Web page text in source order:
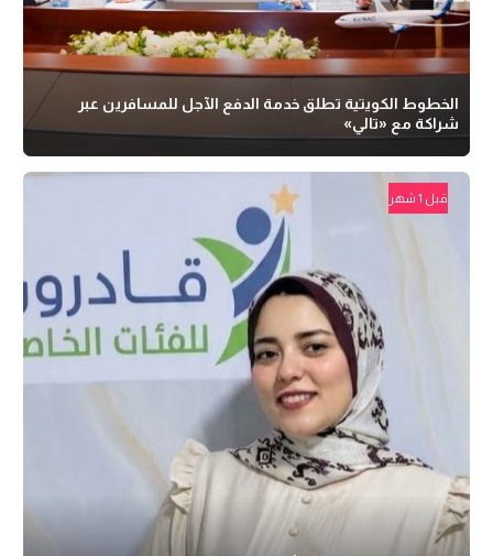
الخطوط الكويتية تطلق خدمة الدفع الآجل للمسافرين عبر
شراكة مع «تالي»
قبل 1 شهر